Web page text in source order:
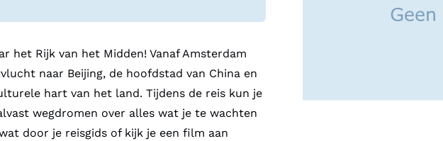
Deze reis kan
het Rijk van het Midden! Vanaf Amsterdam
naar Beijing, de hoofdstad van China en
hart van het land. Tijdens de reis kun je
wegdromen over alles wat je te wachten
door je reisgids of kijk je een film aan